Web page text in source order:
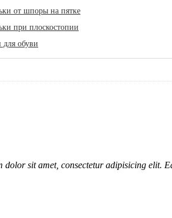
от шпоры на пятке
при плоскостопии
для обуви
sit amet, consectetur adipisicing elit.